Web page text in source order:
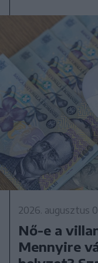
2026. augusztus
Nő-e a
Mennyire